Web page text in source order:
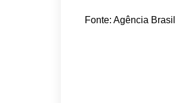
Fonte: Agência Brasil